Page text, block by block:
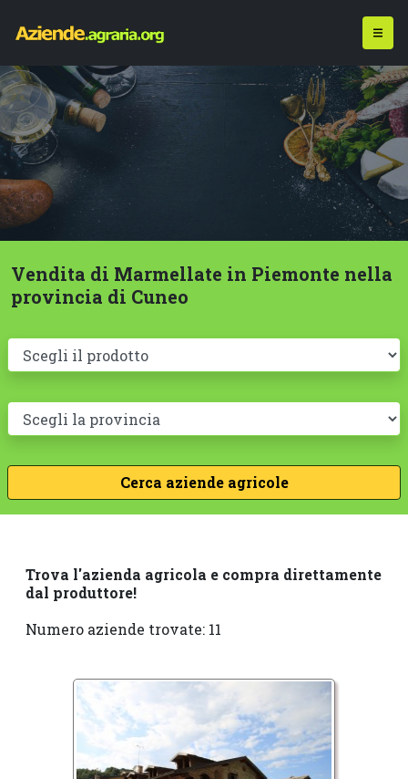
Vendita di Marmellate in Piemonte nella
provincia di Cuneo
Trova l'azienda agricola e compra direttamente
dal produttore!
Numero aziende trovate: 11